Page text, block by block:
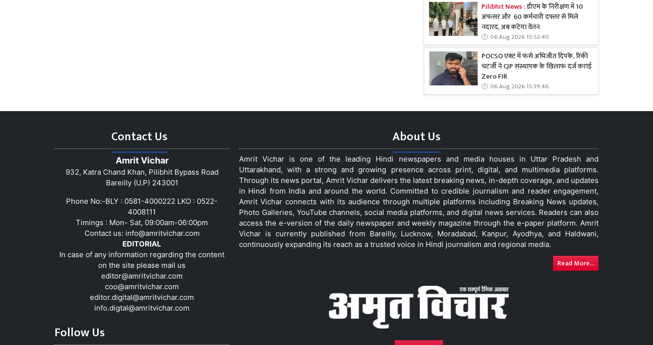
Pilibhit News :डीएम के निरीक्षण में 10
अफसर और 60 कर्मचारी दफ्तर से मिले
नदारद, अब कटेगा वेतन
06 Aug 2026 15:52:40
POCSO एक्ट में फंसे अभिजीत दिपके, रिंकी
चटर्जी ने CJP संस्थापक के खिलाफ दर्ज कराई
Zero FIR
06 Aug 2026 15:39:46
Contact Us
Amrit Vichar
932, Katra Chand Khan, Pilibhit Bypass Road
Bareilly (U.P) 243001
Phone No:-BLY : 0581-4000222 LKO : 0522-
4008111
Timings : Mon- Sat, 09:00am-06:00pm
Contact us: info@amritvichar.com
EDITORIAL
In case of any information regarding the content
on the site please mail us
editor@amritvichar.com
coo@amritvichar.com
editor.digital@amritvichar.com
info.digtal@amritvichar.com
Follow Us
About Us
Amrit Vichar is one of the leading Hindi newspapers and media houses in Uttar Pradesh and
Uttarakhand, with a strong and growing presence across print, digital, and multimedia platforms.
Through its news portal, Amrit Vichar delivers the latest breaking news, in-depth coverage, and updates
in Hindi from India and around the world. Committed to credible journalism and reader engagement,
Amrit Vichar connects with its audience through multiple platforms including Breaking News updates,
Photo Galleries, YouTube channels, social media platforms, and digital news services. Readers can also
access the e-version of the daily newspaper and weekly magazine through the e-paper platform. Amrit
Vichar is currently published from Bareilly, Lucknow, Moradabad, Kanpur, Ayodhya, and Haldwani,
continuously expanding its reach as a trusted voice in Hindi journalism and regional media.
Read More...